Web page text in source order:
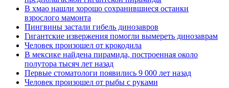
В хмао нашли хорошо сохранившиеся останки
взрослого мамонта
Пингвины застали гибель динозавров
Гигантские извержения помогли вымереть динозаврам
Человек произошел от крокодила
В мексике найдена пирамида, построенная около
полутора тысяч лет назад
Первые стоматологи появились 9 000 лет назад
Человек произошел от рыбы с руками